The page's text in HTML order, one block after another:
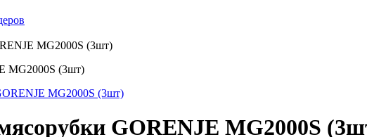
MG2000S (3шт)
MG2000S (3шт)
GORENJE MG2000S